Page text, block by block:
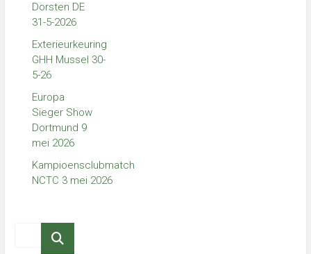
Dorsten DE
31-5-2026
Exterieurkeuring
GHH Mussel 30-
5-26
Europa
Sieger Show
Dortmund 9
mei 2026
Kampioensclubmatch
NCTC 3 mei 2026